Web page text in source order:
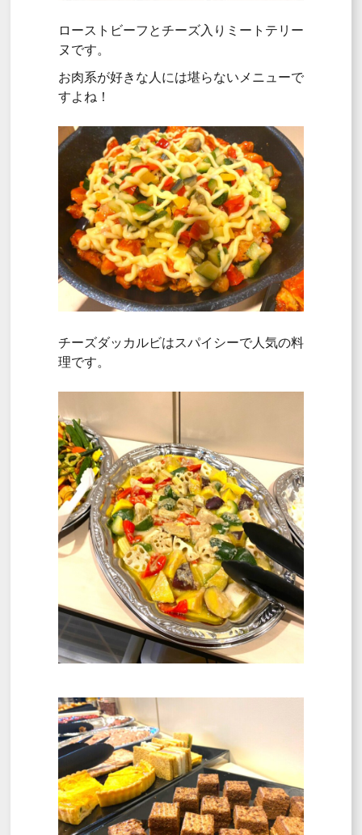
ローストビーフとチーズ入りミートテリー
ヌです。
お肉系が好きな人には堪らないメニューで
すよね！
チーズダッカルビはスパイシーで人気の料
理です。